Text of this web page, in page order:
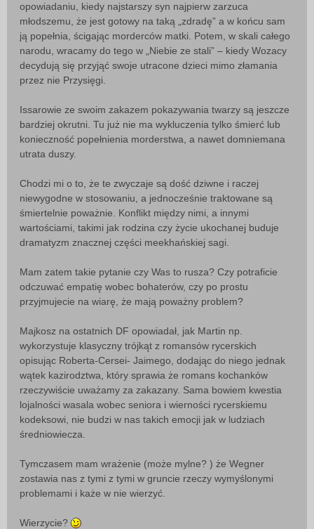
opowiadaniu, kiedy najstarszy syn najpierw zarzuca
młodszemu, że jest gotowy na taką „zdradę” a w końcu sam
ją popełnia, ścigając morderców matki. Potem, w skali całego
narodu, wracamy do tego w „Niebie ze stali” – kiedy Wozacy
decydują się przyjąć swoje utracone dzieci mimo złamania
przez nie Przysięgi.
Issarowie ze swoim zakazem pokazywania twarzy są jeszcze
bardziej okrutni. Tu już nie ma wykluczenia tylko śmierć lub
konieczność popełnienia morderstwa, a nawet domniemana
utrata duszy.
Chodzi mi o to, że te zwyczaje są dość dziwne i raczej
niewygodne w stosowaniu, a jednocześnie traktowane są
śmiertelnie poważnie. Konflikt między nimi, a innymi
wartościami, takimi jak rodzina czy życie ukochanej buduje
dramatyzm znacznej części meekhańskiej sagi.
Mam zatem takie pytanie czy Was to rusza? Czy potraficie
odczuwać empatię wobec bohaterów, czy po prostu
przyjmujecie na wiarę, że mają poważny problem?
Majkosz na ostatnich DF opowiadał, jak Martin np.
wykorzystuje klasyczny trójkąt z romansów rycerskich
opisując Roberta-Cersei- Jaimego, dodając do niego jednak
wątek kazirodztwa, który sprawia że romans kochanków
rzeczywiście uważamy za zakazany. Sama bowiem kwestia
lojalności wasala wobec seniora i wierności rycerskiemu
kodeksowi, nie budzi w nas takich emocji jak w ludziach
średniowiecza.
Tymczasem mam wrażenie (może mylne? ) że Wegner
zostawia nas z tymi z tymi w gruncie rzeczy wymyślonymi
problemami i każe w nie wierzyć.
Wierzycie?